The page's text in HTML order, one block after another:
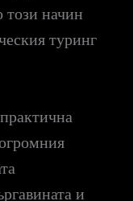
този начин
туринг
и